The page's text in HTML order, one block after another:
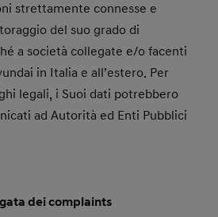
strettamente connesse e
del suo grado di
a società collegate e/o facenti
in Italia e all’estero. Per
legali, i Suoi dati potrebbero
ad Autorità ed Enti Pubblici
dei complaints